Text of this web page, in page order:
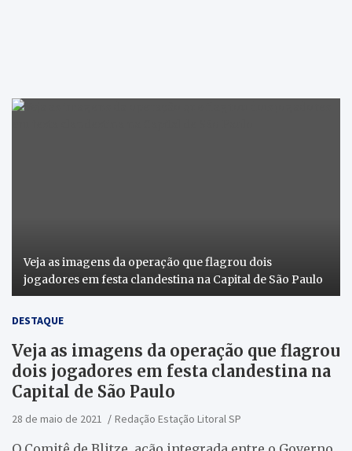
Veja as imagens da operação que flagrou dois
jogadores em festa clandestina na Capital de São Paulo
DESTAQUE
Veja as imagens da operação que flagrou
dois jogadores em festa clandestina na
Capital de São Paulo
28 de maio de 2021 Redação Estação Litoral SP